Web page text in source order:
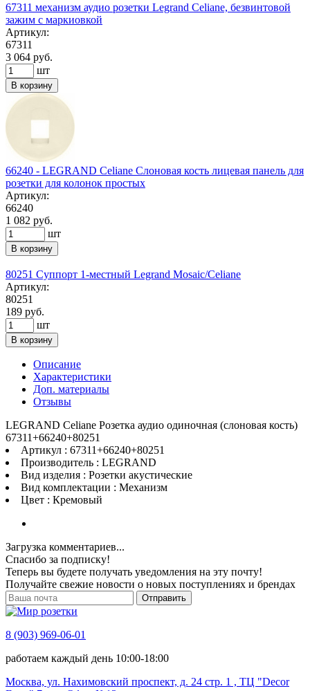
67311 механизм аудио розетки Legrand Celiane, безвинтовой
зажим с маркиовкой
Артикул:
67311
3 064 руб.
шт
В корзину
66240 - LEGRAND Celiane Слоновая кость лицевая панель для
розетки для колонок простых
Артикул:
66240
1 082 руб.
шт
В корзину
80251 Суппорт 1-местный Legrand Mosaic/Celiane
Артикул:
80251
189 руб.
шт
В корзину
Описание
Характеристики
Доп. материалы
Отзывы
LEGRAND Celiane Розетка аудио одиночная (слоновая кость)
67311+66240+80251
Артикул : 67311+66240+80251
Производитель : LEGRAND
Вид изделия : Розетки акустические
Вид комплектации : Механизм
Цвет : Кремовый
Загрузка комментариев...
Спасибо за подписку!
Теперь вы будете получать уведомления на эту почту!
Получайте свежие новости о новых поступлениях и брендах
Отправить
8 (903) 969-06-01
работаем каждый день 10:00-18:00
Москва, ул. Нахимовский проспект, д. 24 стр. 1 , ТЦ "Decor